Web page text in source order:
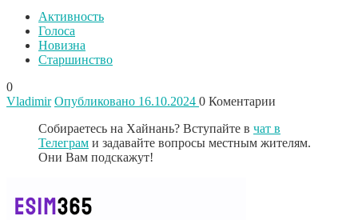
Активность
Голоса
Новизна
Старшинство
0
Vladimir Опубликовано 16.10.2024 0 Коментарии
Собираетесь на Хайнань? Вступайте в чат в
Телеграм и задавайте вопросы местным жителям.
Они Вам подскажут!